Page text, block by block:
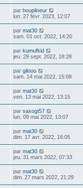
par houplineur
lun. 27 févr. 2023, 12:07
par mat30
sam. 01 oct. 2022, 14:20
par kumufkid
jeu. 29 sept. 2022, 18:28
par gilooo
sam. 14 mai 2022, 15:08
par mat30
ven. 13 mai 2022, 13:15
par saxogt57
lun. 09 mai 2022, 13:07
par mat30
dim. 17 avr. 2022, 16:05
par mat30
jeu. 31 mars 2022, 07:33
par mat30
dim. 27 mars 2022, 21:29